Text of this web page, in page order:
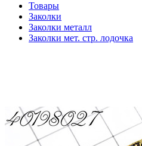
Товары
Заколки
Заколки металл
Заколки мет. стр. лодочка